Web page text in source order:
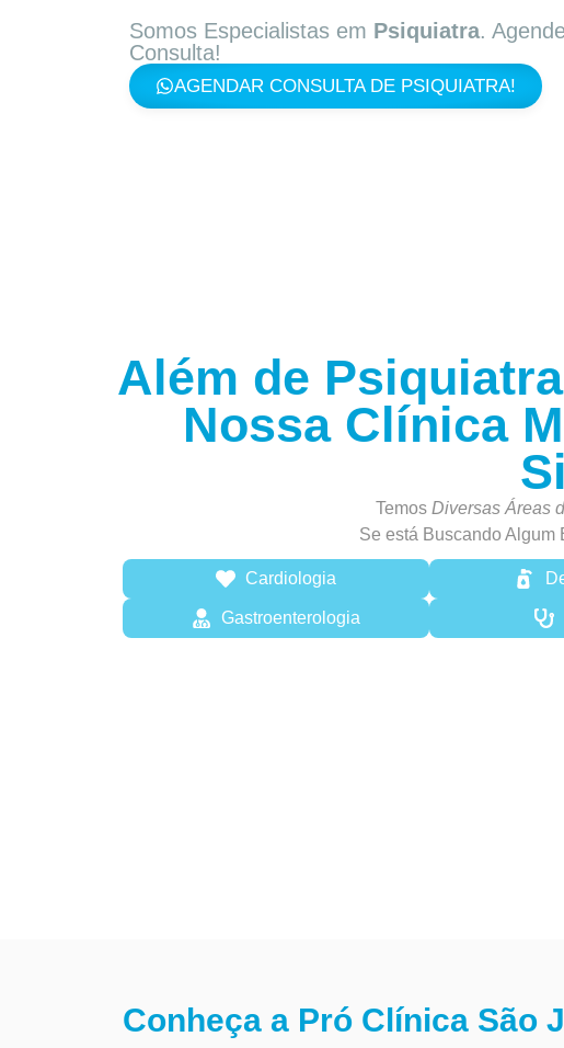
Somos Especialistas em Psiquiatra.
Consulta!
AGENDAR CONSULTA DE PSIQUIATRA!
Além de
Nossa Clínica
Temos Diversas Áreas
Se está Buscando Algum
Cardiologia
Gastroenterologia
Conheça a Pró Clínica São